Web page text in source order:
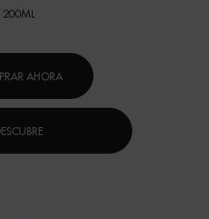
200ML
AHORA